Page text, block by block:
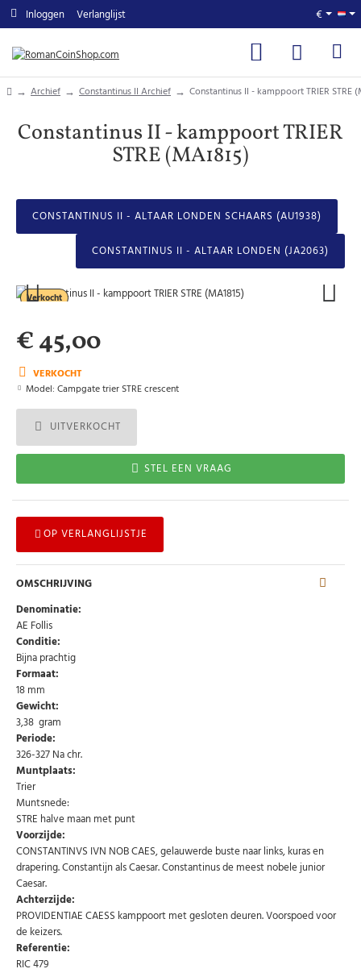
Inloggen Verlanglijst €
homeArchief Constantinus II Archief Constantinus II - kamppoort TRIER STRE
Constantinus II - kamppoort TRIER
STRE (MA1815)
CONSTANTINUS II - ALTAAR LONDEN SCHAARS (AU1938)
CONSTANTINUS II - ALTAAR LONDEN (JA2063)
Verkocht
VERKOCHT
Model: Campgate trier STRE crescent
€ 45,00
UITVERKOCHT
STEL EEN VRAAG
OP VERLANGLIJSTJE
OMSCHRIJVING
Denominatie:
AE Follis
Conditie:
Bijna prachtig
Formaat:
18 mm
Gewicht:
3,38 gram
Periode:
326-327 Na chr.
Muntplaats:
Trier
Muntsnede:
STRE halve maan met punt
Voorzijde:
CONSTANTINVS IVN NOB CAES, gelauwerde buste naar links, kuras en
drapering. Constantijn als Caesar. Constantinus de meest nobele junior
Caesar.
Achterzijde:
PROVIDENTIAE CAESS kamppoort met gesloten deuren. Voorspoed voor
de keizers.
Referentie:
RIC 479